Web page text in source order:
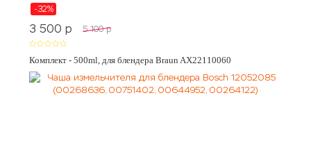
-32%
3 500 p 5 100 p
Комплект - 500ml, для блендера Braun AX22110060